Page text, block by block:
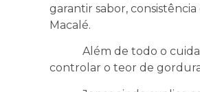
garantir sabor,
Macalé.
Além de todo o cuidado
controlar o teor de